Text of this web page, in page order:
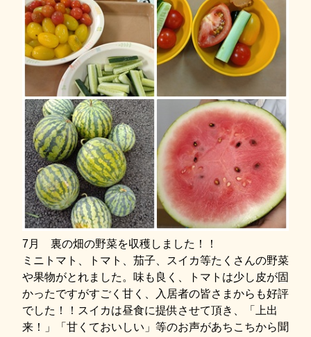
7月 裏の畑の野菜を収穫しました！！
ミニトマト、トマト、茄子、スイカ等たくさんの野菜
や果物がとれました。味も良く、トマトは少し皮が固
かったですがすごく甘く、入居者の皆さまからも好評
でした！！スイカは昼食に提供させて頂き、「上出
来！」「甘くておいしい」等のお声があちこちから聞